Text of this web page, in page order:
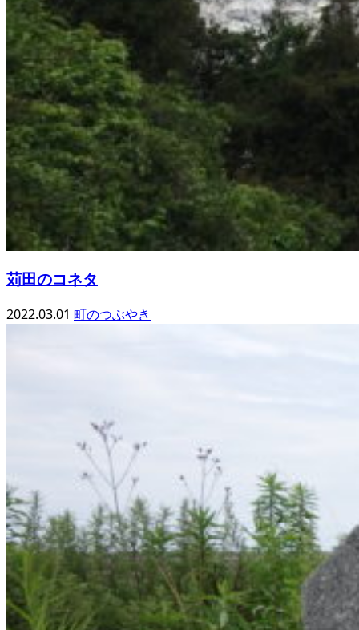
苅田のコネタ
2022.03.01 町のつぶやき